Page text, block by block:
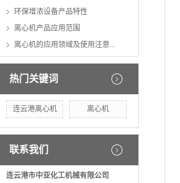
环保增浓设备产品特性
离心机产品应用范围
离心机的应用领域及使用注意...
热门关键词
连云港离心机 离心机
联系我们
连云港市中亚化工机械有限公司